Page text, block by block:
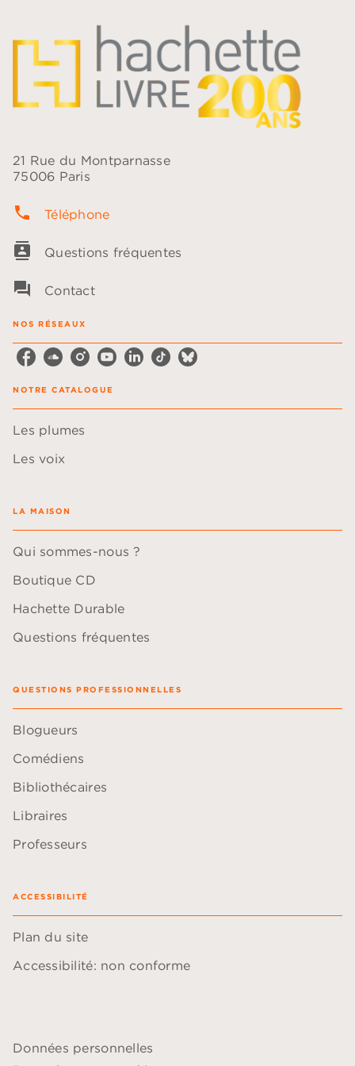
21 Rue du Montparnasse
75006 Paris
phone Téléphone
contacts Questions fréquentes
question_answer Contact
NOS RÉSEAUX
NOTRE CATALOGUE
Les plumes
Les voix
LA MAISON
Qui sommes-nous ?
Boutique CD
Hachette Durable
Questions fréquentes
QUESTIONS PROFESSIONNELLES
Blogueurs
Comédiens
Bibliothécaires
Libraires
Professeurs
ACCESSIBILITÉ
Plan du site
Accessibilité: non conforme
Données personnelles